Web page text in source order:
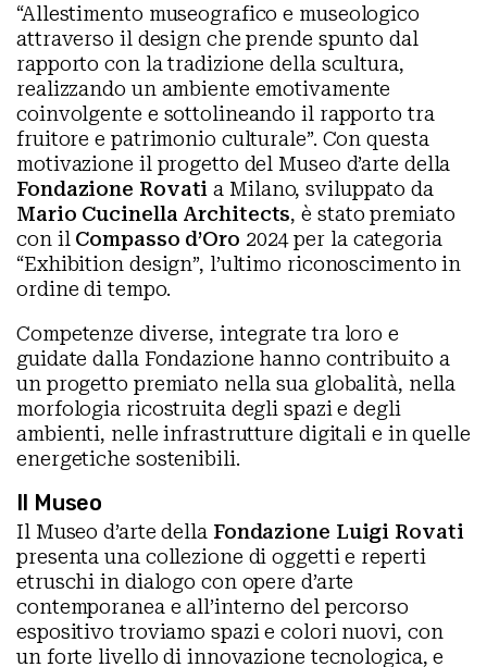
“Allestimento museografico e museologico
attraverso il design che prende spunto dal
rapporto con la tradizione della scultura,
realizzando un ambiente emotivamente
coinvolgente e sottolineando il rapporto tra
fruitore e patrimonio culturale”. Con questa
motivazione il progetto del Museo d’arte della
Fondazione Rovati a Milano, sviluppato da
Mario Cucinella Architects, è stato premiato
con il Compasso d’Oro 2024 per la categoria
“Exhibition design”, l’ultimo riconoscimento in
ordine di tempo.
Competenze diverse, integrate tra loro e
guidate dalla Fondazione hanno contribuito a
un progetto premiato nella sua globalità, nella
morfologia ricostruita degli spazi e degli
ambienti, nelle infrastrutture digitali e in quelle
energetiche sostenibili.
Il Museo
Il Museo d’arte della Fondazione Luigi Rovati
presenta una collezione di oggetti e reperti
etruschi in dialogo con opere d’arte
contemporanea e all’interno del percorso
espositivo troviamo spazi e colori nuovi, con
un forte livello di innovazione tecnologica, e